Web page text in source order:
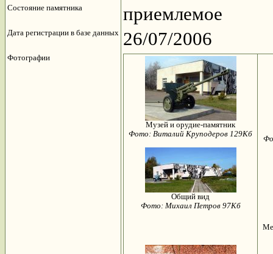
Состояние памятника приемлемое
Дата регистрации в базе данных 26/07/2006
Фотографии
Музей и орудие-памятник
Фото: Виталий Круподеров 129Кб
Общий вид
Фото: Михаил Петров 97Кб